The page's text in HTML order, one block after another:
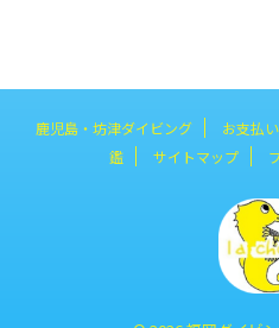
鹿児島・坊津ダイビング お支払
鑑
サイトマップ